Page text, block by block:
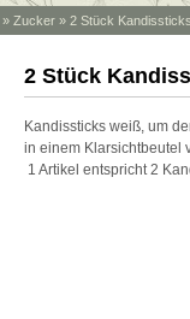
» Zucker » 2 Stück
2 Stück
Kandissticks weiß, um
in einem Klarsichtbeutel
1 Artikel entspricht 2